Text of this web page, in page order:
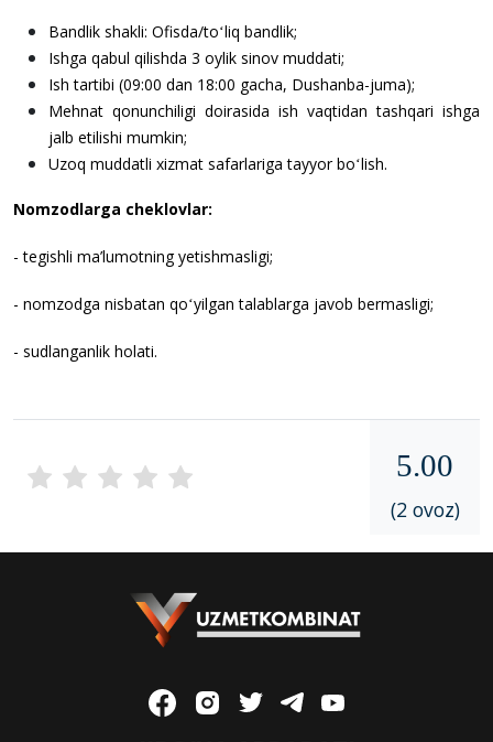
Bandlik shakli: Ofisda/toʻliq bandlik;
Ishga qabul qilishda 3 oylik sinov muddati;
Ish tartibi (09:00 dan 18:00 gacha, Dushanba-juma);
Mehnat qonunchiligi doirasida ish vaqtidan tashqari ishga
jalb etilishi mumkin;
Uzoq muddatli xizmat safarlariga tayyor boʻlish.
Nomzodlarga cheklovlar:
- tegishli ma’lumotning yetishmasligi;
- nomzodga nisbatan qoʻyilgan talablarga javob bermasligi;
- sudlanganlik holati.
5.00
(2 ovoz)